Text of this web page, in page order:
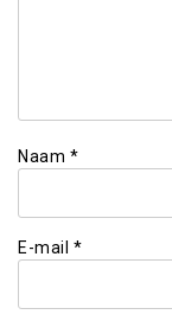
Naam *
E-mail *